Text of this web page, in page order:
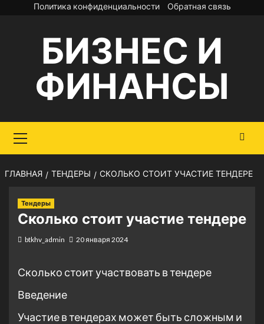
Перейти
содержимому
Политика конфиденциальности Обратная связь
БИЗНЕС И
ФИНАНСЫ
меню
ГЛАВНАЯ ТЕНДЕРЫ СКОЛЬКО СТОИТ УЧАСТИЕ ТЕНДЕРЕ
Тендеры
Сколько стоит участие тендере
btkhv_admin 20 января 2024
Сколько стоит участвовать в тендере
Введение
Участие в тендерах может быть сложным и